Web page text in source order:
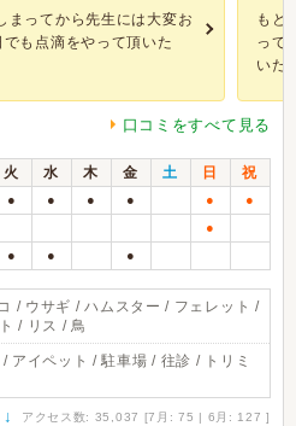
まってから先生には大変お
も点滴をやって頂いた
もと
って
いた
口コミをすべて見る
火 水 木 金 土 日
祝
● ● ● ● ● ●
●
● ● ●
/ ウサギ / ハムスター / フェレット /
/ リス / 鳥
アイペット / 駐車場 / 往診 / トリミ
↓ アクセス数: 35,037 [7月: 75 | 6月: 127 ]